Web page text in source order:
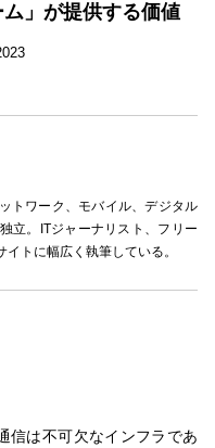
」が提供する価値
トワーク、モバイル、デジタル
立。ITジャーナリスト、フリー
トに幅広く執筆している。
信は不可欠なインフラであ